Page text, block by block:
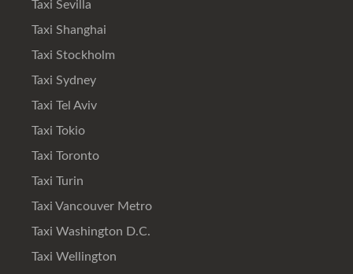
Taxi Sevilla
Taxi Shanghai
Taxi Stockholm
Taxi Sydney
Taxi Tel Aviv
Taxi Tokio
Taxi Toronto
Taxi Turin
Taxi Vancouver Metro
Taxi Washington D.C.
Taxi Wellington